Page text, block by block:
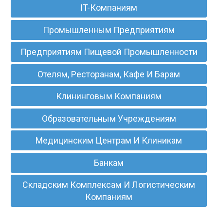
IT-Компаниям
Промышленным Предприятиям
Предприятиям Пищевой Промышленности
Отелям, Ресторанам, Кафе И Барам
Клининговым Компаниям
Образовательным Учреждениям
Медицинским Центрам И Клиникам
Банкам
Складским Комплексам И Логистическим
Компаниям